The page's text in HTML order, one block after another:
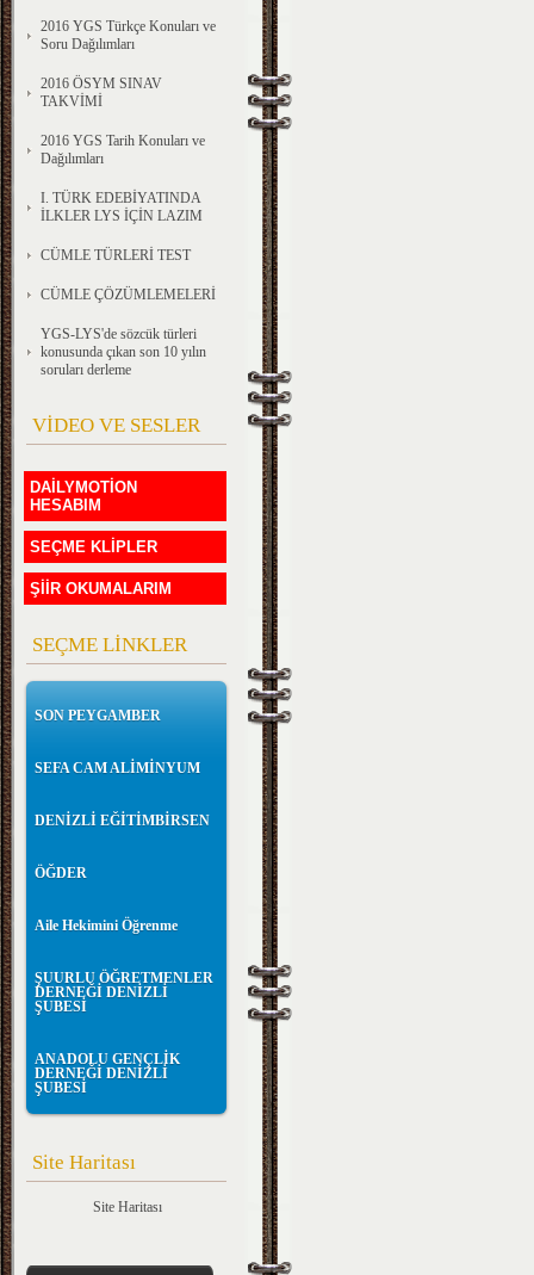
2016 YGS Türkçe Konuları ve
Soru Dağılımları
2016 ÖSYM SINAV
TAKVİMİ
2016 YGS Tarih Konuları ve
Dağılımları
I. TÜRK EDEBİYATINDA
İLKLER LYS İÇİN LAZIM
CÜMLE TÜRLERİ TEST
CÜMLE ÇÖZÜMLEMELERİ
YGS-LYS'de sözcük türleri
konusunda çıkan son 10 yılın
soruları derleme
VİDEO VE SESLER
DAİLYMOTİON
HESABIM
SEÇME KLİPLER
ŞİİR OKUMALARIM
SEÇME LİNKLER
SON PEYGAMBER
SEFA CAM ALİMİNYUM
DENİZLİ EĞİTİMBİRSEN
ÖĞDER
Aile Hekimini Öğrenme
ŞUURLU ÖĞRETMENLER
DERNEĞİ DENİZLİ
ŞUBESİ
ANADOLU GENÇLİK
DERNEĞİ DENİZLİ
ŞUBESİ
Site Haritası
Site Haritası